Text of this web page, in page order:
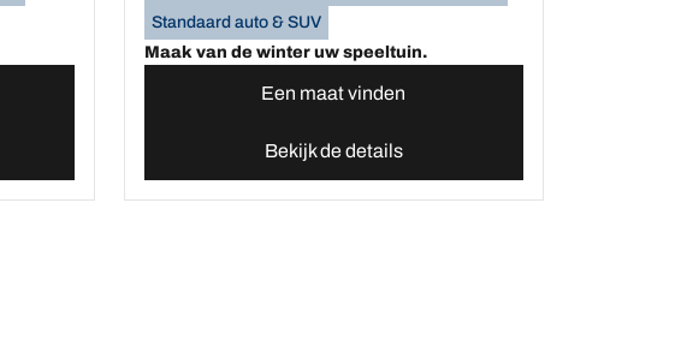
Standaard auto & SUV
Maak van de winter uw speeltuin.
Een maat vinden
Bekijk de details